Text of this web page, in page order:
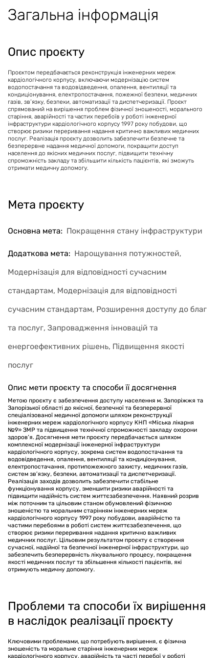
Технічне рішення 2
Вартість проєкту:150'800'000 ГРН
Загальна інформація
Опис проєкту
Проєктом передбачається реконструкція інженерних мереж
кардіологічного корпусу, включаючи модернізацію систем
водопостачання та водовідведення, опалення, вентиляції та
кондиціонування, електропостачання, пожежної безпеки, медичних
газів, зв’язку, безпеки, автоматизації та диспетчеризації. Проєкт
спрямований на вирішення проблем фізичної зношеності, морального
старіння, аварійності та частих перебоїв у роботі інженерної
інфраструктури кардіологічного корпусу 1997 року побудови, що
створює ризики переривання надання критично важливих медичних
послуг. Реалізація проєкту дозволить забезпечити безпечне та
безперервне надання медичної допомоги, покращити доступ
населення до якісних медичних послуг, підвищити технічну
спроможність закладу та збільшити кількість пацієнтів, які зможуть
отримати медичну допомогу.
Мета проєкту
Основна мета: Покращення стану інфраструктури
Додаткова мета: Нарощування потужностей,
Модернізація для відповідності сучасним
стандартам, Модернізація для відповідності
сучасним стандартам, Розширення доступу до благ
та послуг, Запровадження інновацій та
енергоефективних рішень, Підвищення якості
послуг
Опис мети проєкту та способи її досягнення
Метою проєкту є забезпечення доступу населення м. Запоріжжя та
Запорізької області до якісної, безпечної та безперервної
спеціалізованої медичної допомоги шляхом реконструкції
інженерних мереж кардіологічного корпусу КНП «Міська лікарня
№9» ЗМР та підвищення технічної спроможності закладу охорони
здоров’я. Досягнення мети проєкту передбачається шляхом
комплексної модернізації інженерної інфраструктури
кардіологічного корпусу, зокрема систем водопостачання та
водовідведення, опалення, вентиляції та кондиціонування,
електропостачання, протипожежного захисту, медичних газів,
систем зв’язку, безпеки, автоматизації та диспетчеризації.
Реалізація заходів дозволить забезпечити стабільне
функціонування корпусу, зменшити ризики аварійності та
підвищити надійність систем життєзабезпечення. Наявний розрив
між поточним та цільовим станом обумовлений фізичною
зношеністю та моральним старінням інженерних мереж
кардіологічного корпусу 1997 року побудови, аварійністю та
частими перебоями в роботі систем життєзабезпечення, що
створює ризики переривання надання критично важливих
медичних послуг. Цільовим результатом проєкту є створення
сучасної, надійної та безпечної інженерної інфраструктури, що
забезпечить безперервність лікувального процесу, покращення
якості медичних послуг та збільшення кількості пацієнтів, які
отримують медичну допомогу.
Проблеми та способи їх вирішення
в наслідок реалізації проєкту
Ключовими проблемами, що потребують вирішення, є фізична
зношеність та моральне старіння інженерних мереж
кардіологічного корпусу, аварійність та часті перебої у роботі